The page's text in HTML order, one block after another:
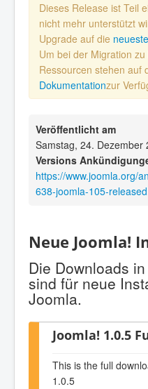
Dieses Release ist Teil
nicht mehr unterstützt
Upgrade auf die
Um bei der Migration
Ressourcen stehen auf
Dokumentationzur
Veröffentlicht am
Samstag, 24. Dezember
Versions
https://www.joomla.org/
638-joomla-105-
Neue Joomla!
Die Downloads
sind für neue
Joomla.
Joomla! 1.0.5
This is the full
1.0.5